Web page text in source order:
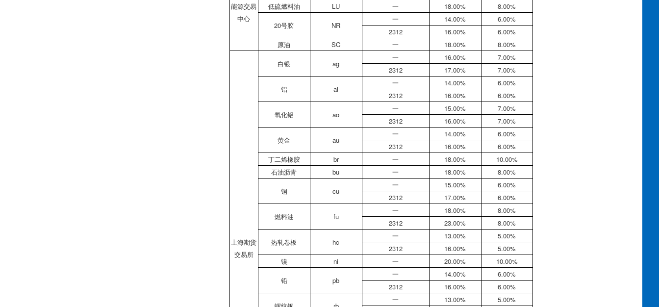
能源交易
中心
低硫燃料油
LU 一 18.00% 8.00%
20号胶 NR
一 14.00%
6.00%
2312
16.00%
6.00%
原油
SC 一 18.00% 8.00%
上海期货
交易所
白银 ag
一 16.00%
7.00%
2312
17.00% 7.00%
铝 al
一 14.00%
6.00%
2312
16.00% 6.00%
氧化铝 ao
一 15.00%
7.00%
2312
16.00% 7.00%
黄金 au
一 14.00%
6.00%
2312
16.00%
6.00%
丁二烯橡胶
br 一 18.00%
10.00%
石油沥青
bu 一 18.00% 8.00%
铜 cu
一 15.00%
6.00%
2312
17.00% 6.00%
燃料油 fu
一 18.00%
8.00%
2312
23.00% 8.00%
热轧卷板 hc
一 13.00%
5.00%
2312
16.00%
5.00%
镍
ni 一 20.00% 10.00%
铅 pb
一 14.00%
6.00%
2312
16.00% 6.00%
一 13.00% 5.00%